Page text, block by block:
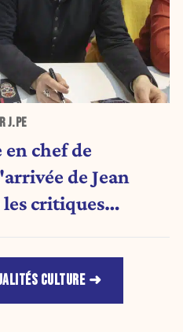
J.PE
chef de
de Jean
critiques
CULTURE